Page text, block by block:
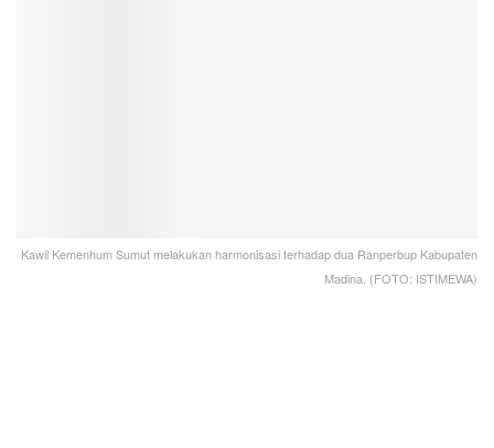
Kawil Kemenhum Sumut melakukan harmonisasi terhadap dua Ranperbup Kabupaten
Madina. (FOTO: ISTIMEWA)